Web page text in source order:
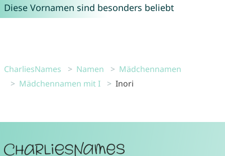
Diese Vornamen sind besonders beliebt
CharliesNames Namen
Mädchennamen
Mädchennamen mit I
Inori